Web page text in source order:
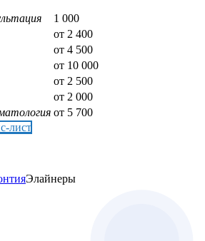
1 000
от 2 400
от 4 500
от 10 000
от 2 500
от 2 000
от 5 700
лист
Элайнеры